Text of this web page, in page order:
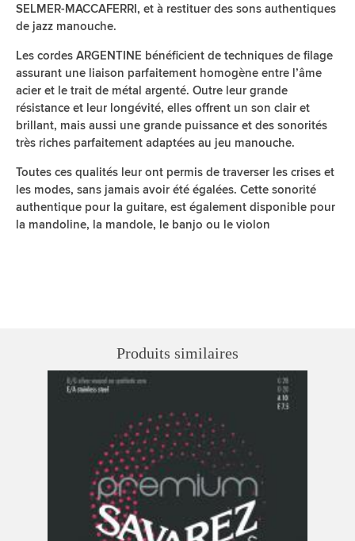
SELMER-MACCAFERRI, et à restituer des sons authentiques
de jazz manouche.
Les cordes ARGENTINE bénéficient de techniques de filage
assurant une liaison parfaitement homogène entre l’âme
acier et le trait de métal argenté. Outre leur grande
résistance et leur longévité, elles offrent un son clair et
brillant, mais aussi une grande puissance et des sonorités
très riches parfaitement adaptées au jeu manouche.
Toutes ces qualités leur ont permis de traverser les crises et
les modes, sans jamais avoir été égalées. Cette sonorité
authentique pour la guitare, est également disponible pour
la mandoline, la mandole, le banjo ou le violon
Produits similaires